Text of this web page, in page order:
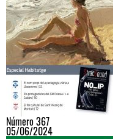
Número 367
05/06/2024